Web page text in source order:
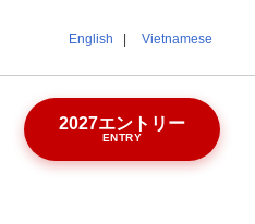
English Vietnamese
2027エントリー
ENTRY